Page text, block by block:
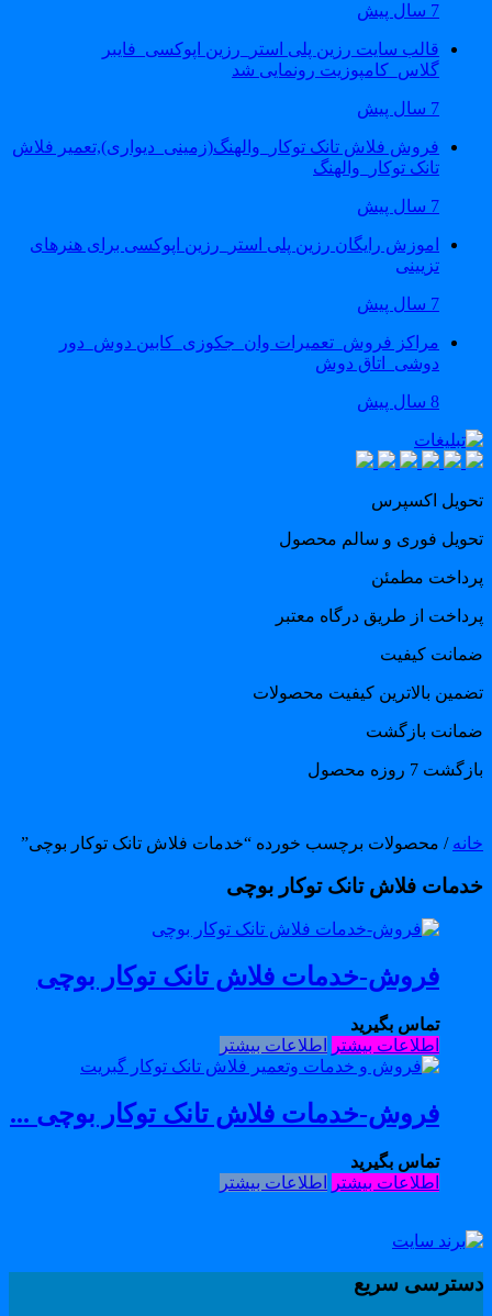
قالب سایت رزین پلی استر_رزین اپوکسی_فایبر
گلاس_کامپوزیت رونمایی شد
فروش فلاش تانک توکار_والهنگ(زمینی_دیواری),تعمیر فلاش
تانک توکار_والهنگ
اموزش رایگان رزین پلی استر_رزین اپوکسی برای هنرهای
تزیینی
مراکز فروش_تعمیرات وان_جکوزی_کابین دوش_دور
دوشی_اتاق دوش
اکسپرس
فوری و سالم محصول
مطمئن
از طریق درگاه معتبر
کیفیت
بالاترین کیفیت محصولات
بازگشت
7 روزه محصول
/ محصولات برچسب خورده “خدمات فلاش تانک توکار بوچی”
فلاش تانک توکار بوچی
فروش-خدمات فلاش تانک توکار بوچی
تماس بگیرید
اطلاعات بیشتر اطلاعات بیشتر
فروش-خدمات فلاش تانک توکار بوچی ...
تماس بگیرید
اطلاعات بیشتر اطلاعات بیشتر
سریع